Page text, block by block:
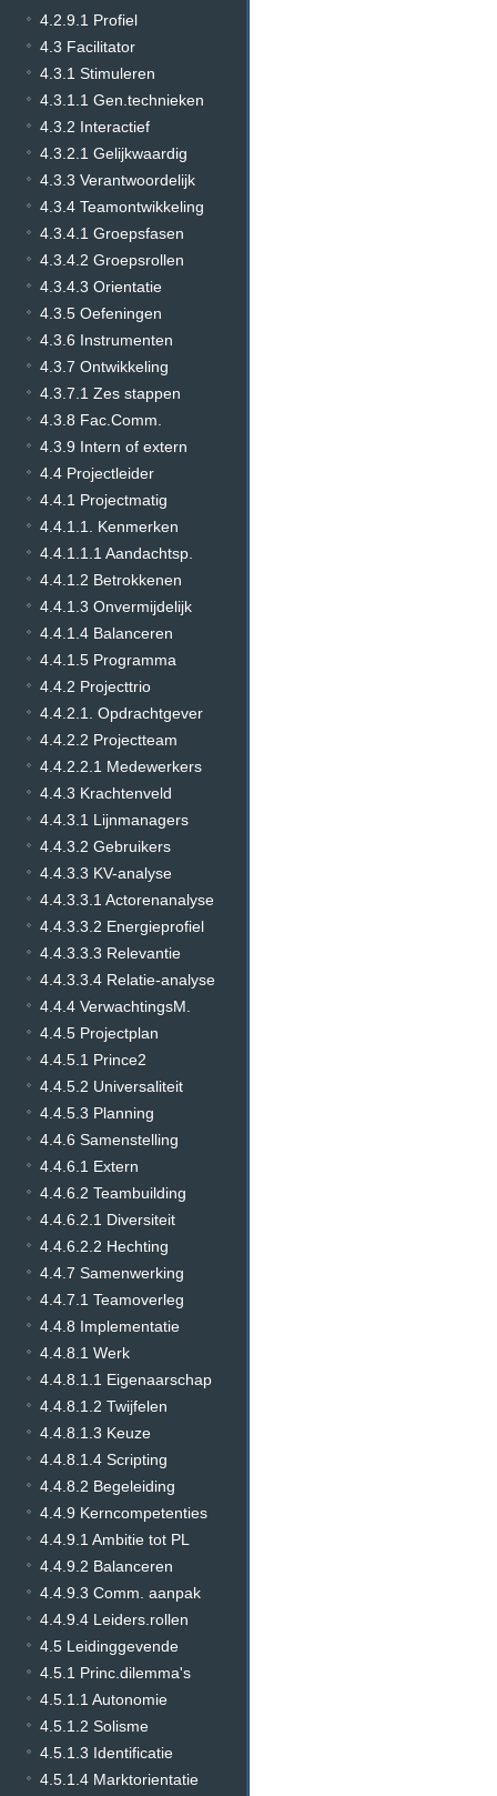
4.2.9.1 Profiel
4.3 Facilitator
4.3.1 Stimuleren
4.3.1.1 Gen.technieken
4.3.2 Interactief
4.3.2.1 Gelijkwaardig
4.3.3 Verantwoordelijk
4.3.4 Teamontwikkeling
4.3.4.1 Groepsfasen
4.3.4.2 Groepsrollen
4.3.4.3 Orientatie
4.3.5 Oefeningen
4.3.6 Instrumenten
4.3.7 Ontwikkeling
4.3.7.1 Zes stappen
4.3.8 Fac.Comm.
4.3.9 Intern of extern
4.4 Projectleider
4.4.1 Projectmatig
4.4.1.1. Kenmerken
4.4.1.1.1 Aandachtsp.
4.4.1.2 Betrokkenen
4.4.1.3 Onvermijdelijk
4.4.1.4 Balanceren
4.4.1.5 Programma
4.4.2 Projecttrio
4.4.2.1. Opdrachtgever
4.4.2.2 Projectteam
4.4.2.2.1 Medewerkers
4.4.3 Krachtenveld
4.4.3.1 Lijnmanagers
4.4.3.2 Gebruikers
4.4.3.3 KV-analyse
4.4.3.3.1 Actorenanalyse
4.4.3.3.2 Energieprofiel
4.4.3.3.3 Relevantie
4.4.3.3.4 Relatie-analyse
4.4.4 VerwachtingsM.
4.4.5 Projectplan
4.4.5.1 Prince2
4.4.5.2 Universaliteit
4.4.5.3 Planning
4.4.6 Samenstelling
4.4.6.1 Extern
4.4.6.2 Teambuilding
4.4.6.2.1 Diversiteit
4.4.6.2.2 Hechting
4.4.7 Samenwerking
4.4.7.1 Teamoverleg
4.4.8 Implementatie
4.4.8.1 Werk
4.4.8.1.1 Eigenaarschap
4.4.8.1.2 Twijfelen
4.4.8.1.3 Keuze
4.4.8.1.4 Scripting
4.4.8.2 Begeleiding
4.4.9 Kerncompetenties
4.4.9.1 Ambitie tot PL
4.4.9.2 Balanceren
4.4.9.3 Comm. aanpak
4.4.9.4 Leiders.rollen
4.5 Leidinggevende
4.5.1 Princ.dilemma's
4.5.1.1 Autonomie
4.5.1.2 Solisme
4.5.1.3 Identificatie
4.5.1.4 Marktorientatie